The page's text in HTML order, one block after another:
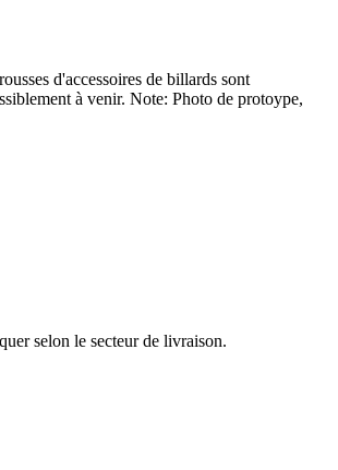
d'accessoires de billards sont
à venir. Note: Photo de protoype,
selon le secteur de livraison.